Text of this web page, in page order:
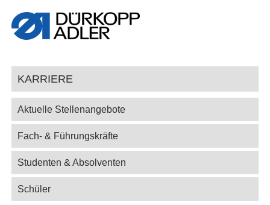
KARRIERE
Aktuelle Stellenangebote
Fach- & Führungskräfte
Studenten & Absolventen
Schüler